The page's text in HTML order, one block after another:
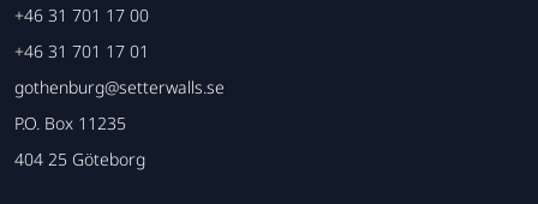
+46 31 701 17 00
+46 31 701 17 01
gothenburg@setterwalls.se
P.O. Box 11235
404 25 Göteborg